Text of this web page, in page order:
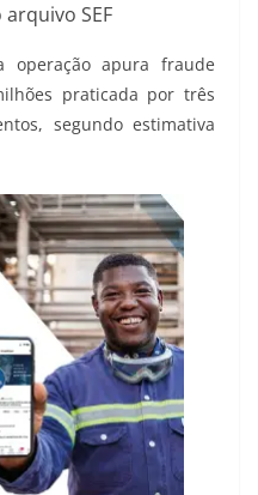
arquivo SEF
operação apura fraude
praticada por três
segundo estimativa